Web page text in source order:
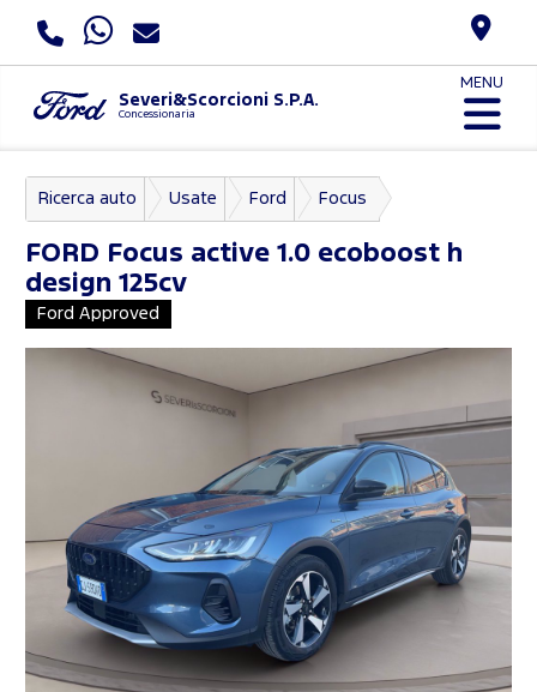
Severi&Scorcioni S.P.A.
Concessionaria
MENU
Ricerca auto Usate Ford Focus
FORD Focus active 1.0 ecoboost h
design 125cv
Ford Approved